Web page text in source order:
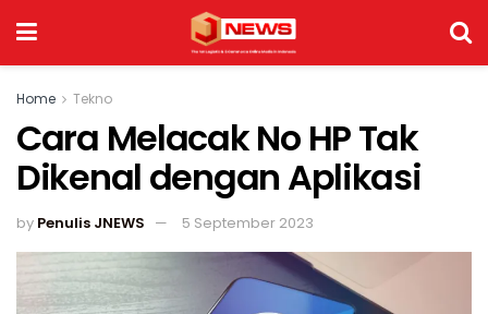
Home Tekno
Cara Melacak No HP Tak
Dikenal dengan Aplikasi
by Penulis JNEWS 5 September 2023